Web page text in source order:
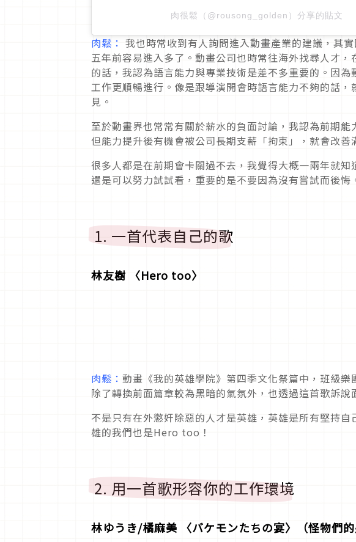
肉很鬆（@rousong_golden）分享的貼文
肉鬆： 我也時常收到有人詢問進入動畫產業的建議，其
五年前容易進入多了。動畫公司也時常往海外找尋人才
的話，我認為語言能力與專業技術是差不多重要的。因
工作更順暢進行。像是跟導演開會時語言能力不夠的話
見。
至於動畫界也常常有關於薪水的負面討論，我認為前期
但能力提升後有機會被公司長期支薪「拘束」，就會改善
很多人都是在前期會卡關過不去，我覺得大概一兩年就
還是可以努力試試看，重要的是不要因為沒有嘗試而後悔
1. 一首代表自己的歌
林友樹 〈Hero too〉
肉鬆： 動畫《我的英雄學院》第四季文化祭篇中，班級
除了轉換前面篇章較為黑暗的氣氛外，也透過這首歌訴說
不是只有在外懲奸除惡的人才是英雄，英雄是所有堅持
雄的我們也是Hero too！
2. 用一首歌形容你的工作環境
林ゆうき/橘麻美 〈バケモンたちの宴〉（怪物們的